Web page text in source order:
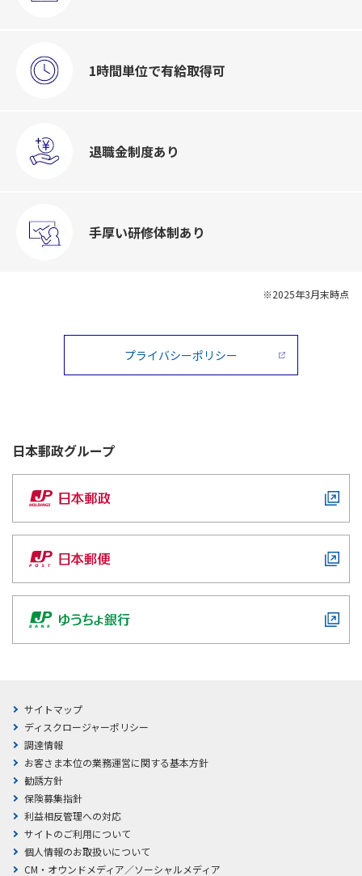
1時間単位で有給取得可
退職金制度あり
手厚い研修体制あり
※2025年3月末時点
プライバシーポリシー
日本郵政グループ
サイトマップ
ディスクロージャーポリシー
調達情報
お客さま本位の業務運営に関する基本方針
勧誘方針
保険募集指針
利益相反管理への対応
サイトのご利用について
個人情報のお取扱いについて
CM・オウンドメディア／ソーシャルメディア